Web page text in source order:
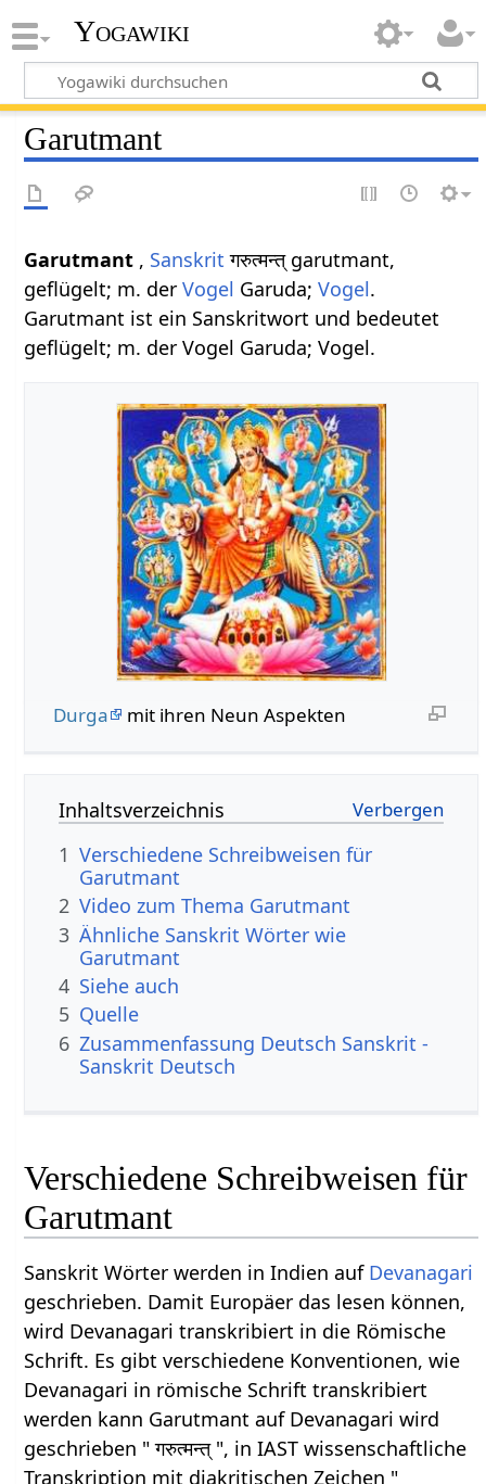
Yogawiki
Garutmant
Garutmant , Sanskrit गरुत्मन्त् garutmant,
geflügelt; m. derVogel Garuda;Vogel.
Garutmant ist ein Sanskritwort und bedeutet
geflügelt; m. der Vogel Garuda; Vogel.
Durga mit ihren Neun Aspekten
Inhaltsverzeichnis
1 Verschiedene Schreibweisen für
Garutmant
2 Video zum Thema Garutmant
3 Ähnliche Sanskrit Wörter wie
Garutmant
4 Siehe auch
5 Quelle
6 Zusammenfassung Deutsch Sanskrit -
Sanskrit Deutsch
Verschiedene Schreibweisen für
Garutmant
Sanskrit Wörter werden in Indien auf Devanagari
geschrieben. Damit Europäer das lesen können,
wird Devanagari transkribiert in die Römische
Schrift. Es gibt verschiedene Konventionen, wie
Devanagari in römische Schrift transkribiert
werden kann Garutmant auf Devanagari wird
geschrieben " गरुत्मन्त् ", in IAST wissenschaftliche
Transkription mit diakritischen Zeichen "